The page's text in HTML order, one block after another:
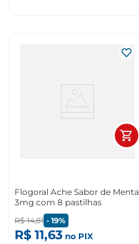
Flogoral Ache Sabor de Menta
3mg com 8 pastilhas
R$ 14,81 - 19%
R$ 11,63 no PIX